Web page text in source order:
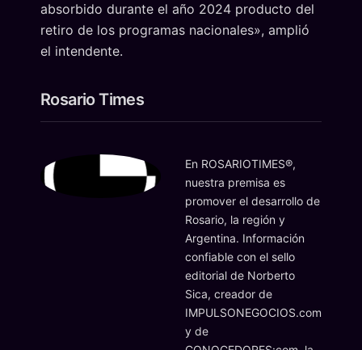
absorbido durante el año 2024 producto del
retiro de los programas nacionales», amplió
el intendente.
Rosario Times
En ROSARIOTIMES®,
nuestra premisa es
promover el desarrollo de
Rosario, la región y
Argentina. Información
confiable con el sello
editorial de Norberto
Sica, creador de
IMPULSONEGOCIOS.com
y de